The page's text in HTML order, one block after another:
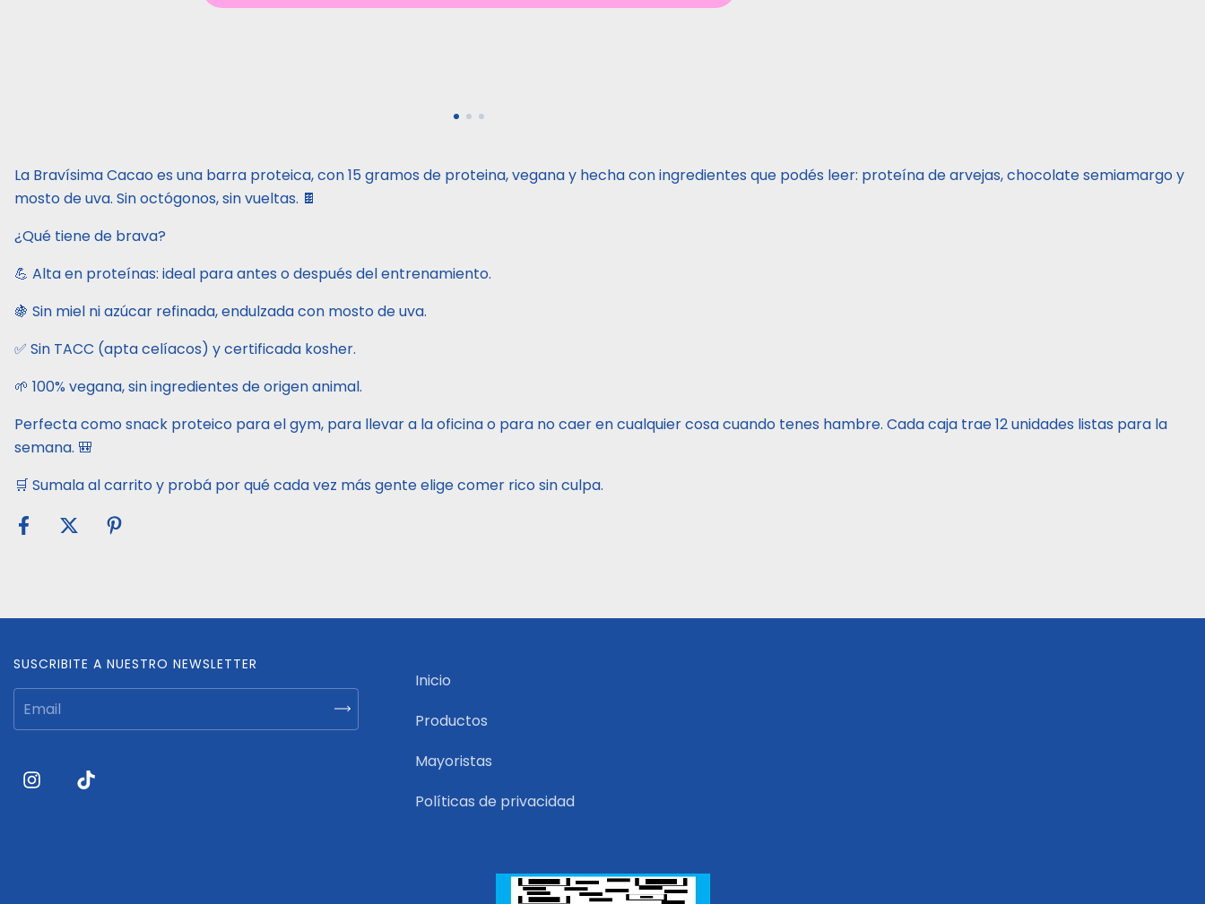
La Bravísima Cacao es una barra proteica, con 15 gramos de proteina, vegana y hecha con ingredientes que podés leer: proteína de arvejas, chocolate semiamargo y
mosto de uva. Sin octógonos, sin vueltas. 🍫
¿Qué tiene de brava?
💪 Alta en proteínas: ideal para antes o después del entrenamiento.
🍇 Sin miel ni azúcar refinada, endulzada con mosto de uva.
✅ Sin TACC (apta celíacos) y certificada kosher.
🌱 100% vegana, sin ingredientes de origen animal.
Perfecta como snack proteico para el gym, para llevar a la oficina o para no caer en cualquier cosa cuando tenes hambre. Cada caja trae 12 unidades listas para la
semana. 🎒
🛒 Sumala al carrito y probá por qué cada vez más gente elige comer rico sin culpa.
SUSCRIBITE A NUESTRO NEWSLETTER
Inicio
Productos
Mayoristas
Políticas de privacidad